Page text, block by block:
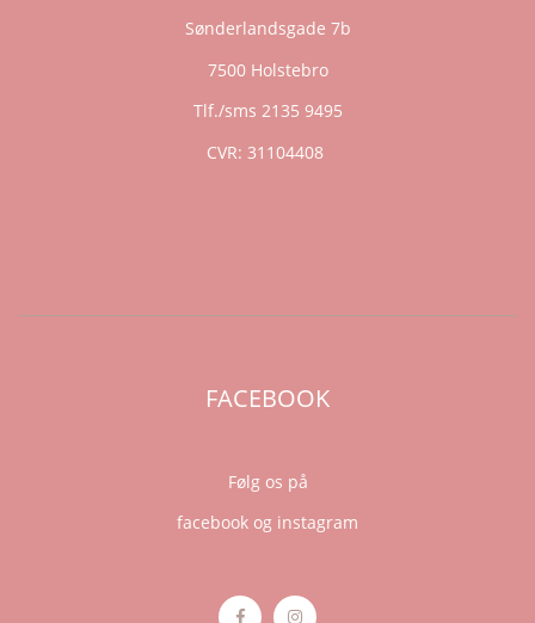
Sønderlandsgade 7b
7500 Holstebro
Tlf./sms 2135 9495
CVR: 31104408
FACEBOOK
Følg os på
facebook og instagram